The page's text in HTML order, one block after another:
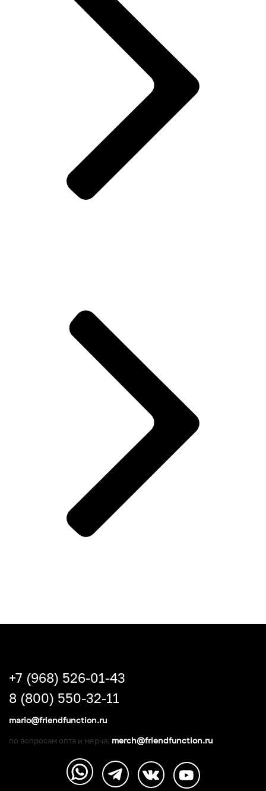
+7 (968) 526-01-43
8 (800) 550-32-11
mario@friendfunction.ru
по вопросам опта и мерча: merch@friendfunction.ru